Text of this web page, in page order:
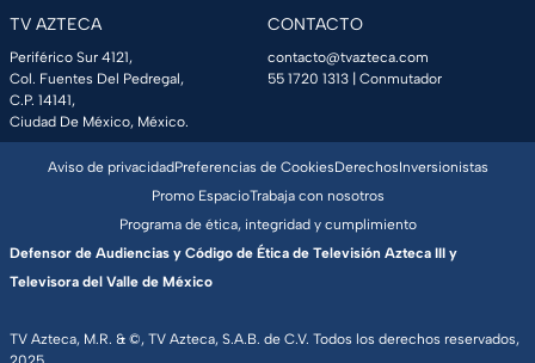
TV AZTECA
Periférico Sur 4121,
Col. Fuentes Del Pedregal,
C.P. 14141,
Ciudad De México, México.
CONTACTO
contacto@tvazteca.com
55 1720 1313 | Conmutador
TV Azteca, M.R. & ©, TV Azteca, S.A.B. de C.V. Todos los derechos reservados,
Aviso de privacidadPreferencias de CookiesDerechosInversionistas
Promo EspacioTrabaja con nosotros
Programa de ética, integridad y cumplimiento
Defensor de Audiencias y Código de Ética de Televisión Azteca III y
Televisora del Valle de México